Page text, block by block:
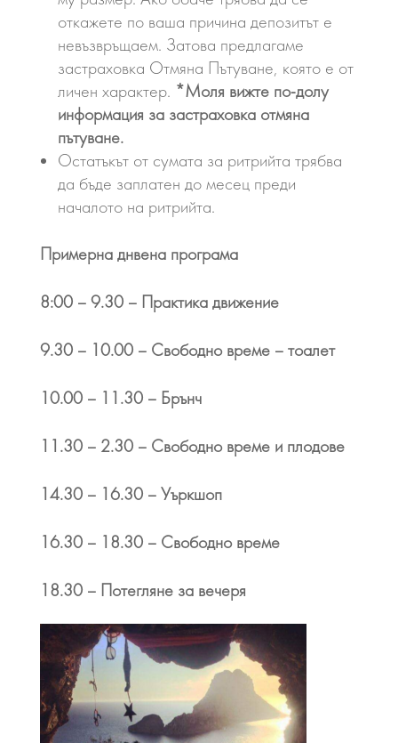
откажете по ваша причина депозитът е
невъзвръщаем. Затова предлагаме
застраховка Отмяна Пътуване, която е от
личен характер. *Моля вижте по-долу
информация за застраховка отмяна
пътуване.
Остатъкът от сумата за ритрийта трябва
да бъде заплатен до месец преди
началото на ритрийта.
Примерна днвена програма
8:00 – 9.30 – Практика движение
9.30 – 10.00 – Свободно време – тоалет
10.00 – 11.30 – Брънч
11.30 – 2.30 – Свободно време и плодове
14.30 – 16.30 – Уъркшоп
16.30 – 18.30 – Свободно време
18.30 – Потегляне за вечеря